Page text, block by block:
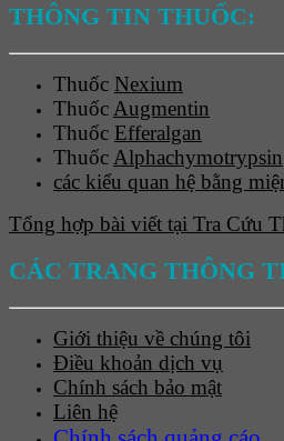
THÔNG TIN THUỐC:
Thuốc Nexium
Thuốc Augmentin
Thuốc Efferalgan
Thuốc Alphachymotrypsin
các kiểu quan hệ bằng
Tổng hợp bài viết tại Tra Cứu
CÁC TRANG THÔNG
Giới thiệu về chúng tôi
Điều khoản dịch vụ
Chính sách bảo mật
Liên hệ